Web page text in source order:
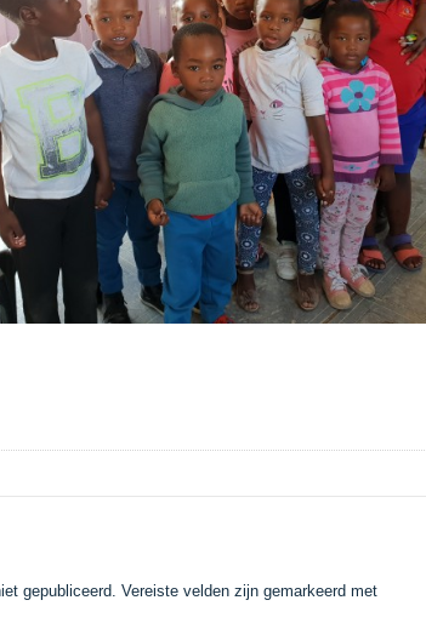
gepubliceerd. Vereiste velden zijn gemarkeerd met